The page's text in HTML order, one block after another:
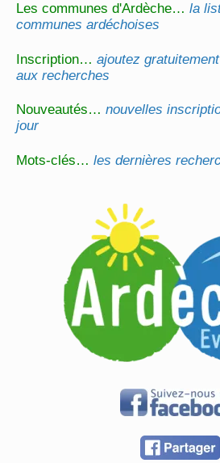
Les communes d'Ardèche…la
communes ardéchoises
Inscription…ajoutez
aux recherches
Nouveautés…nouvelles
jour
Mots-clés…les dernières